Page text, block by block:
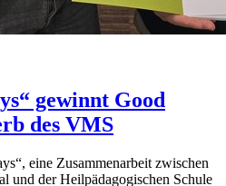
gewinnt Good
des VMS
eine Zusammenarbeit zwischen
und der Heilpädagogischen Schule